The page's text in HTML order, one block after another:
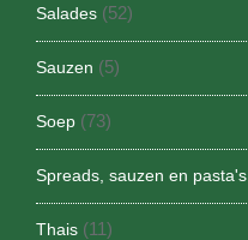
Salades (52)
Sauzen (5)
Soep (73)
Spreads, sauzen en pasta's
Thais (11)